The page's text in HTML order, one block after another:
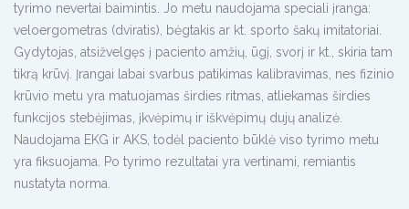
tyrimo nevertai baimintis. Jo metu naudojama speciali įranga:
veloergometras (dviratis), bėgtakis ar kt. sporto šakų imitatoriai.
Gydytojas, atsižvelgęs į paciento amžių, ūgį, svorį ir kt., skiria tam
tikrą krūvį. Įrangai labai svarbus patikimas kalibravimas, nes fizinio
krūvio metu yra matuojamas širdies ritmas, atliekamas širdies
funkcijos stebėjimas, įkvėpimų ir iškvėpimų dujų analizė.
Naudojama EKG ir AKS, todėl paciento būklė viso tyrimo metu
yra fiksuojama. Po tyrimo rezultatai yra vertinami, remiantis
nustatyta norma.